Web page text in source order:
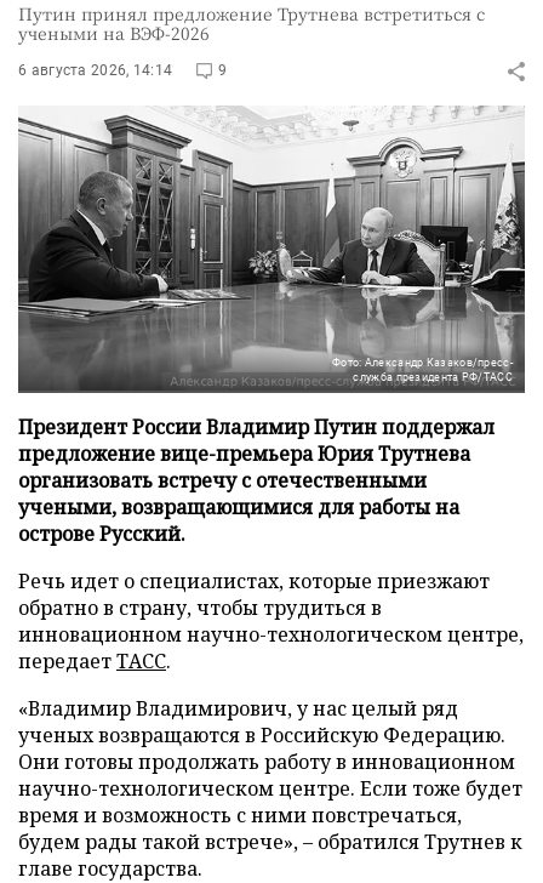
Путин принял предложение Трутнева встретиться с
учеными на ВЭФ-2026
6 августа 2026, 14:14 9
Фото: Александр Казаков/пресс-
служба президента РФ/ТАСС
Президент России Владимир Путин поддержал
предложение вице-премьера Юрия Трутнева
организовать встречу с отечественными
учеными, возвращающимися для работы на
острове Русский.
Речь идет о специалистах, которые приезжают
обратно в страну, чтобы трудиться в
инновационном научно-технологическом центре,
передаетТАСС.
«Владимир Владимирович, у нас целый ряд
ученых возвращаются в Российскую Федерацию.
Они готовы продолжать работу в инновационном
научно-технологическом центре. Если тоже будет
время и возможность с ними повстречаться,
будем рады такой встрече», – обратился Трутнев к
главе государства.